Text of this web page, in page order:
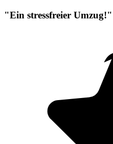
"Ein stressfreier Umzug!"